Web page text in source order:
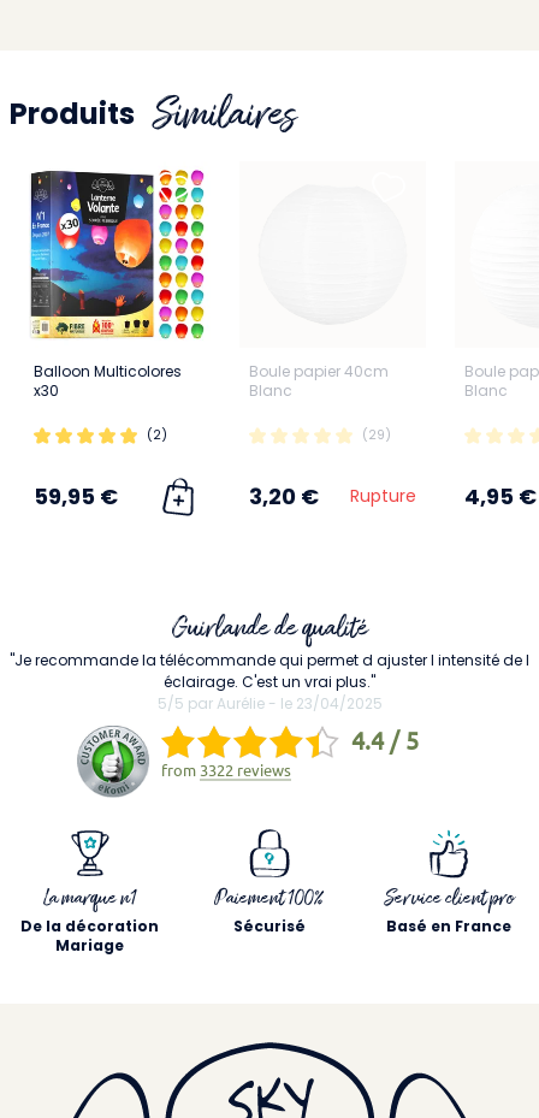
Produits Similaires
Balloon Multicolores
x30
(2)
59,95 €
Boule papier 40cm
Blanc
(29)
3,20 € Rupture
Boule
Blanc
4,95 €
La marque n1
De la décoration
Mariage
Paiement 100%
Sécurisé
Service client pro
Basé en France
Guirlande de qualité
"Je recommande la télécommande qui permet d ajuster l intensité de l
éclairage. C'est un vrai plus."
5/5 par Aurélie - le 23/04/2025
4.4 / 5
from 3322 reviews